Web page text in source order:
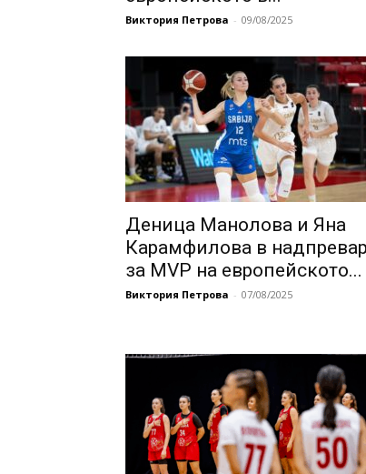
Виктория Петрова - 09/08/2025
Деница Манолова и Яна
Карамфилова в
за MVP на европейското...
Виктория Петрова - 07/08/2025